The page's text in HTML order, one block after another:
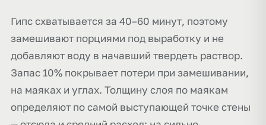
Гипс схватывается за 40–60 минут, поэтому
замешивают порциями под выработку и не
добавляют воду в начавший твердеть раствор.
Запас 10% покрывает потери при замешивании,
на маяках и углах. Толщину слоя по маякам
определяют по самой выступающей точке стены